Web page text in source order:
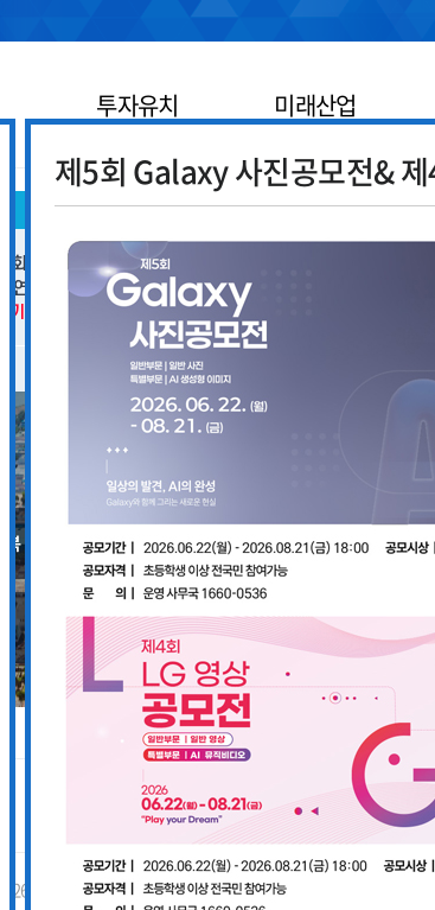
투자유치 미래산업
제5회 Galaxy 사진공모전&
기업
2026-08-03
공지사항
「2026년 구미시 제조기업 실태조사」